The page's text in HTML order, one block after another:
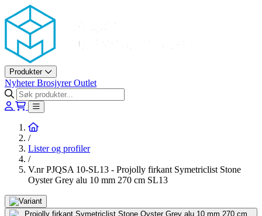
Askøy Murerverktøy AS
Produkter
NyheterBrosjyrerOutlet
Hjem
/
Lister og profiler
/
V.nr PJQSA 10-SL13 - Projolly firkant Symetriclist Stone
Oyster Grey alu 10 mm 270 cm SL13